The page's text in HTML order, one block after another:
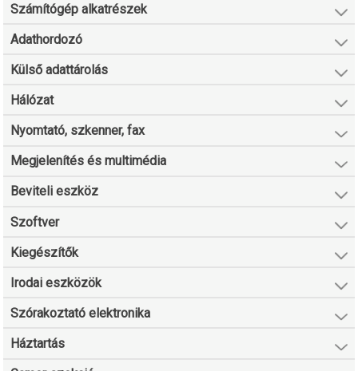
Számítógép alkatrészek
Adathordozó
Külső adattárolás
Hálózat
Nyomtató, szkenner, fax
Megjelenítés és multimédia
Beviteli eszköz
Szoftver
Kiegészítők
Irodai eszközök
Szórakoztató elektronika
Háztartás